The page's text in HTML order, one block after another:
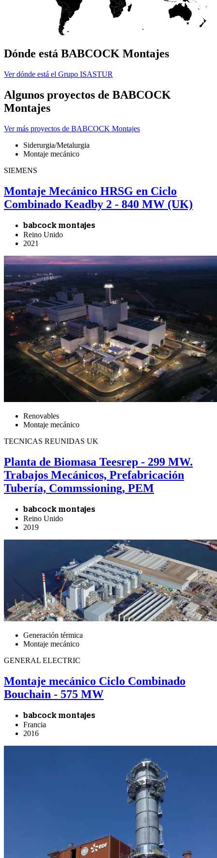
Dónde está BABCOCK Montajes
Ver dónde está el Grupo ISASTUR
Algunos proyectos de BABCOCK
Montajes
Ver más proyectos de BABCOCK Montajes
Siderurgia/Metalurgia
Montaje mecánico
SIEMENS
Montaje Mecánico HRSG en Ciclo
Combinado Keadby 2 - 840 MW (UK)
babcock montajes
Reino Unido
2021
Renovables
Montaje mecánico
TECNICAS REUNIDAS UK
Planta de Biomasa Teesrep - 299 MW.
Trabajos Mecánicos, Prefabricación
Tubería, Commssioning, PEM
babcock montajes
Reino Unido
2019
Generación térmica
Montaje mecánico
GENERAL ELECTRIC
Montaje mecánico Ciclo Combinado
Bouchain - 575 MW
babcock montajes
Francia
2016